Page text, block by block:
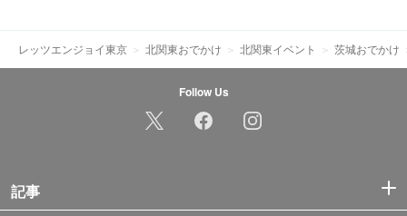
レッツエンジョイ東京 北関東おでかけ 北関東イベント 茨城おでかけ
Follow Us
記事